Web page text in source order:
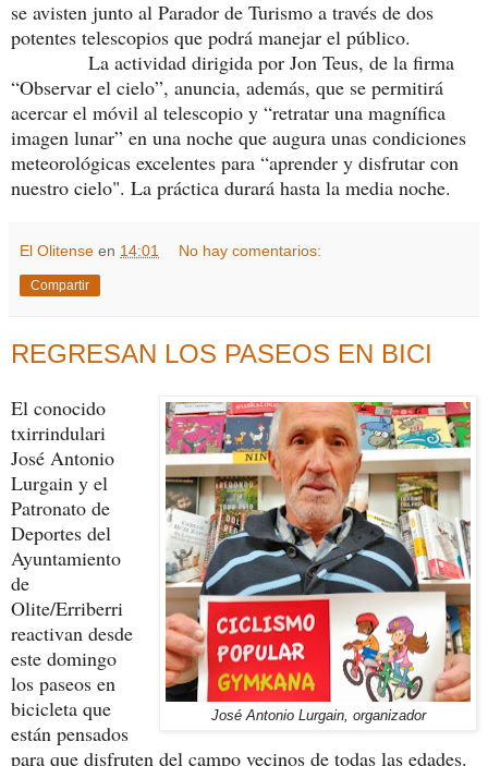
se avisten junto al Parador de Turismo a través de dos
potentes telescopios que podrá manejar el público.
La actividad dirigida por Jon Teus, de la firma
“Observar el cielo”, anuncia, además, que se permitirá
acercar el móvil al telescopio y “retratar una magnífica
imagen lunar” en una noche que augura unas condiciones
meteorológicas excelentes para “aprender y disfrutar con
nuestro cielo". La práctica durará hasta la media noche.
El Olitense en 14:01 No hay comentarios:
Compartir
REGRESAN LOS PASEOS EN BICI
José Antonio Lurgain, organizador
El conocido
txirrindulari
José Antonio
Lurgain y el
Patronato de
Deportes del
Ayuntamiento
de
Olite/Erriberri
reactivan desde
este domingo
los paseos en
bicicleta que
están pensados
para que disfruten del campo vecinos de todas las edades.